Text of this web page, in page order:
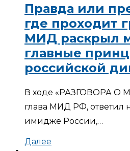
Правда или
где проходит
МИД раскрыл
главные
российской
В ходе «РАЗГОВОРА О
глава МИД РФ, ответил
имидже России,…
Далее